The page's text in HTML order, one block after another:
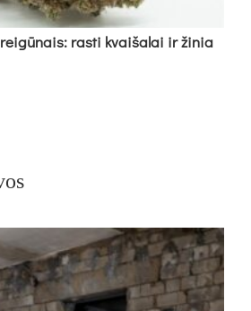
ras­ti kvai­ša­lai ir ži­nia